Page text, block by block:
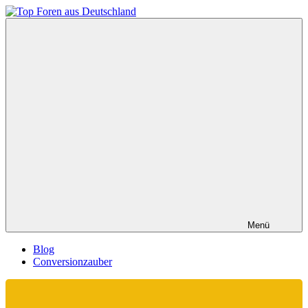
Zum
Inhalt
Menü
Blog
Conversionzauber